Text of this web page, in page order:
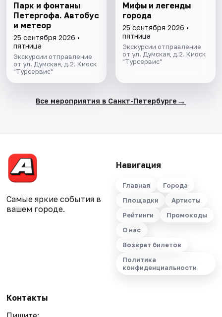
Парк и фонтаны
Петергофа. Автобус
и метеор
25 сентября 2026 •
пятница
Экскурсии отправление
от ул. Думская, д.2. Киоск
"Турсервис"
Мифы и легенды
города
25 сентября 2026 •
пятница
Экскурсии отправление
от ул. Думская, д.2. Киоск
"Турсервис"
Все мероприятия в Санкт-Петербурге →
Самые яркие события в
вашем городе.
Навигация
Главная
Города
Площадки
Артисты
Рейтинги
Промокоды
О нас
Возврат билетов
Политика
конфиденциальности
Контакты